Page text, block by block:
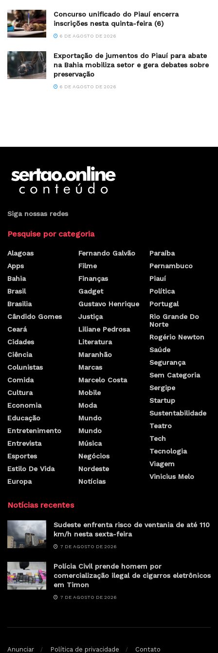
Concurso unificado do Piauí encerra
inscrições nesta quinta-feira (6)
6 DE AGOSTO DE 2026
Exportação de jumentos do Piauí para abate
na Bahia mobiliza setor e gera debates sobre
preservação
6 DE AGOSTO DE 2026
Siga nossas redes
Pesquise por categoria
Alagoas
Apps
Bahia
Brasil
Brasilia
Cândido Gomes
Ceará
Cidades
Ciência
Colunistas
Comida
Cultura
Economia
Educação
Entretenimento
Entrevista
Esportes
Estilo De Vida
Europa
Fernando Galvão
Filme
Finanças
Gadget
Gustavo Henrique
Justiça
Liliane Pedrosa
Literatura
Maranhão
Marcas
Marcelo Costa
Mobile
Moda
Mundo
Mundo
Música
Negócios
Nordeste
Notícias
Paraíba
Pernambuco
Piauí
Política
Portugal
Rio Grande Do
Norte
Rogério Newton
Saúde
Segurança
Sem Categoria
Sergipe
Startup
Sustentabilidade
Teatro
Tech
Tecnologia
Viagem
Vinicius Melo
Notícias recentes
Sudeste enfrenta risco de ventania de até 110
km/h nesta sexta-feira
7 DE AGOSTO DE 2026
Polícia Civil prende homem por
comercialização ilegal de cigarros eletrônicos
em Timon
7 DE AGOSTO DE 2026
Anunciar Política de privacidade Contato